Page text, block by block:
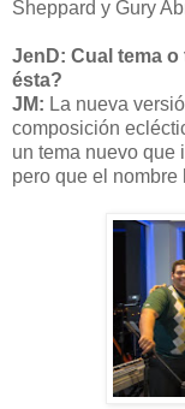
Sheppard y Gury
JenD: Cual tema
ésta?
JM: La nueva
composición
un tema nuevo que
pero que el nombre